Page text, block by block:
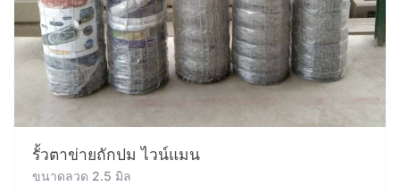
รั้วตาข่ายถักปม ไวน์แมน
ขนาดลวด 2.5 มิล